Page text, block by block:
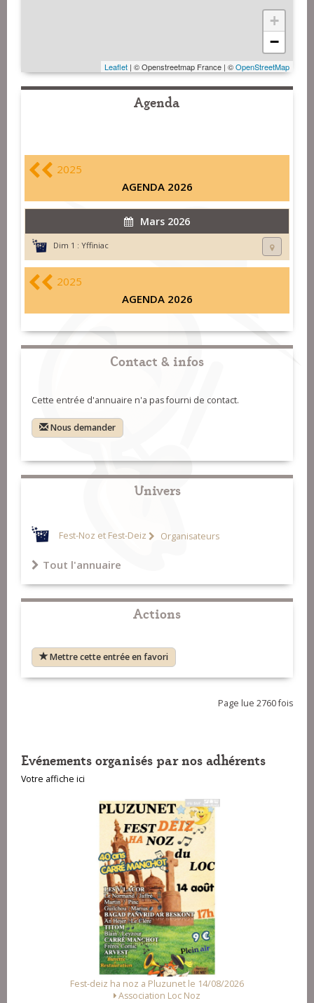
+
−
Leaflet | © Openstreetmap France | ©OpenStreetMap
Agenda
2025
AGENDA 2026
Mars 2026
Dim 1 : Yffiniac
2025
AGENDA 2026
Contact & infos
Cette entrée d'annuaire n'a pas fourni de contact.
Nous demander
Univers
Fest-Noz et Fest-Deiz Organisateurs
Tout l'annuaire
Actions
Mettre cette entrée en favori
Page lue 2760 fois
Evénements organisés par nos adhérents
Votre affiche ici
Fest-deiz ha noz a Pluzunet le 14/08/2026
Association Loc Noz